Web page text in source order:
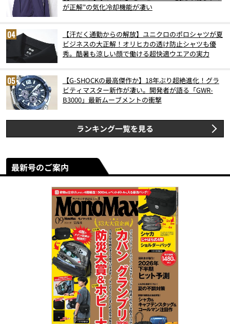
が正解”の気化冷却機能が凄い
【汗だく通勤からの解放】ユニクロのポロシャツが夏
ビジネスの大正解！オリヒカの透け防止シャツも優
秀。酷暑も涼しい顔で働ける超快適ウエアの実力
【G-SHOCKの最高傑作か】18年ぶり超絶進化！グラ
ビティマスター新作が凄い。開発者が語る「GWR-
B3000」最新ムーブメントの衝撃
ランキング一覧を見る
最新号のご案内